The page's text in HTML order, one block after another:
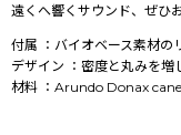
遠くへ響くサウンド、ぜひ
付属 ：バイオベース素材の
デザイン ：密度と丸みを増
材料 ：Arundo Donax cane